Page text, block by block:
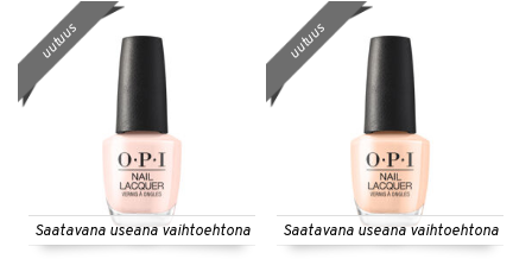
Saatavana useana vaihtoehtona
uutuus
Saatavana useana vaihtoehtona
uutuus